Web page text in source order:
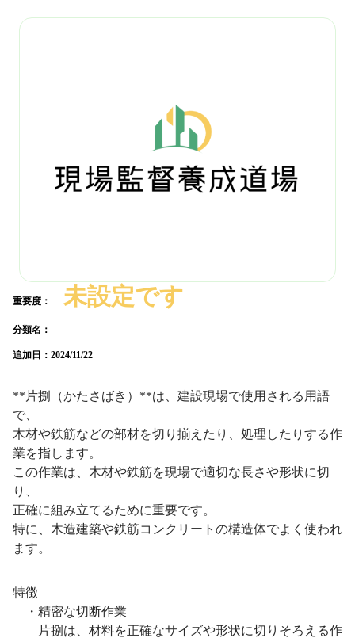
重要度： 未設定です
分類名：
追加日： 2024/11/22
**片捌（かたさばき）**は、建設現場で使用される用語
で、
木材や鉄筋などの部材を切り揃えたり、処理したりする作
業を指します。
この作業は、木材や鉄筋を現場で適切な長さや形状に切
り、
正確に組み立てるために重要です。
特に、木造建築や鉄筋コンクリートの構造体でよく使われ
ます。
特徴
・精密な切断作業
片捌は、材料を正確なサイズや形状に切りそろえる作